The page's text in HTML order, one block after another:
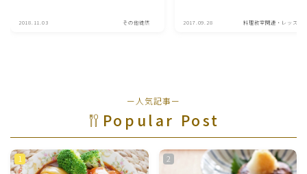
2018.11.03 その他徒然 2017.09.28 料理教室関連・レッスン
ー人気記事ー
Popular Post